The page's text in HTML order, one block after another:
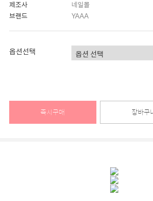
제조사
네일몰
브랜드
YAAA
옵션선택
즉시구매 장바구